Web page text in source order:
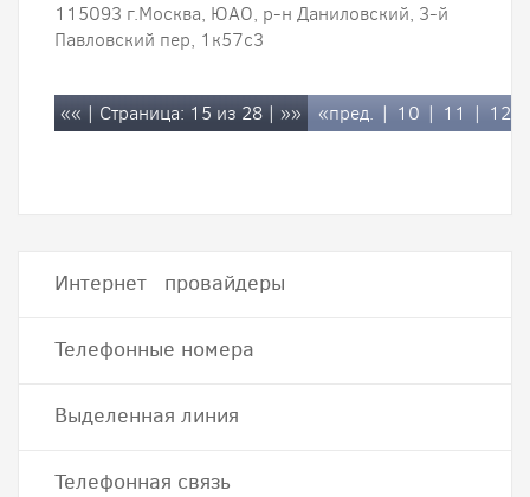
115093 г.Москва, ЮАО, р-н Даниловский, 3-й
Павловский пер, 1к57с3
«« | Страница: 15 из 28 | »» «пред. | 10 | 11 | 12
Интернет провайдеры
Телефонные номера
Выделенная линия
Телефонная связь